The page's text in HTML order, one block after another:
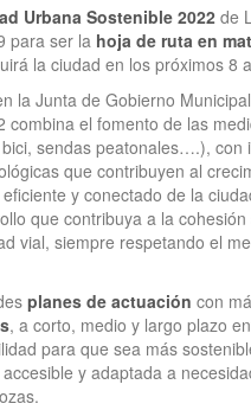
Urbana Sostenible 2022 de
para ser la hoja de ruta en
la ciudad en los próximos 8
la Junta de Gobierno
combina el fomento de las
sendas peatonales….), con
que contribuyen al
y conectado de la
que contribuya a la
vial, siempre respetando el
planes de actuación con
, a corto, medio y largo plazo
para que sea más
y adaptada a